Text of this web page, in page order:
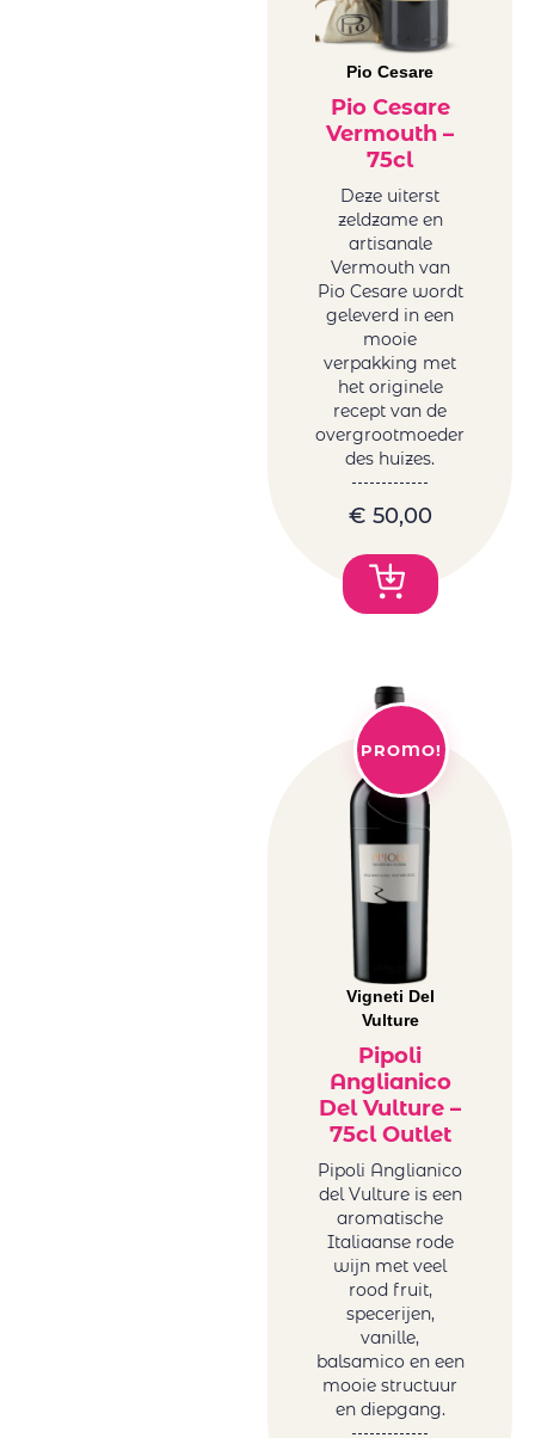
Pio Cesare
Pio Cesare
Vermouth –
75cl
Deze uiterst
zeldzame en
artisanale
Vermouth van
Pio Cesare wordt
geleverd in een
mooie
verpakking met
het originele
recept van de
overgrootmoeder
des huizes.
€ 50,00
PROMO!
Vigneti Del
Vulture
Pipoli
Anglianico
Del Vulture –
75cl Outlet
Pipoli Anglianico
del Vulture is een
aromatische
Italiaanse rode
wijn met veel
rood fruit,
specerijen,
vanille,
balsamico en een
mooie structuur
en diepgang.